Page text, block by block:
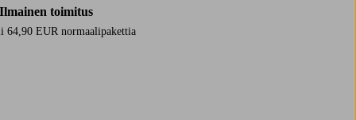
Ilmainen toimitus
64,90 EUR normaalipakettia